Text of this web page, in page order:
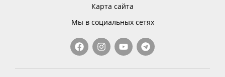
Карта сайта
Мы в социальных сетях